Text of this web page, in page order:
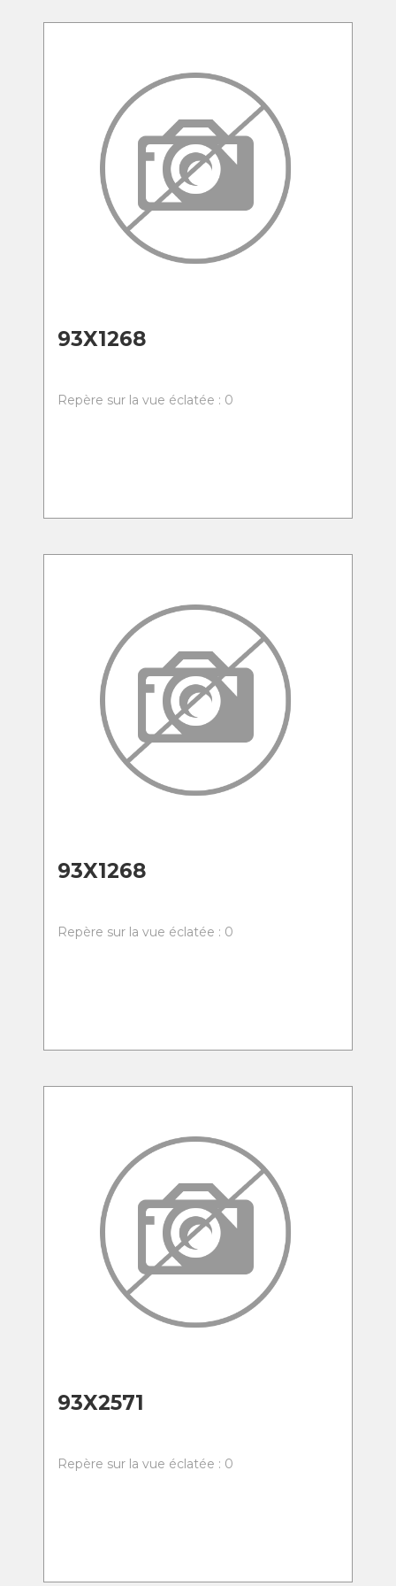
93X1268
Repère sur la vue éclatée : 0
93X1268
Repère sur la vue éclatée : 0
93X2571
Repère sur la vue éclatée : 0